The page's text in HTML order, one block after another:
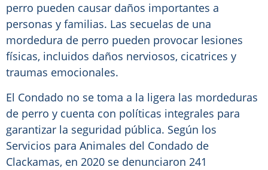
perro pueden causar daños importantes a
personas y familias. Las secuelas de una
mordedura de perro pueden provocar lesiones
físicas, incluidos daños nerviosos, cicatrices y
traumas emocionales.
El Condado no se toma a la ligera las mordeduras
de perro y cuenta con políticas integrales para
garantizar la seguridad pública. Según los
Servicios para Animales del Condado de
Clackamas, en 2020 se denunciaron 241